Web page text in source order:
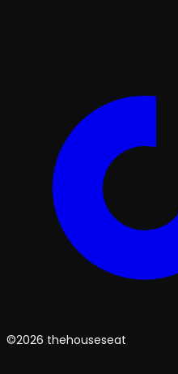
©2026 thehouseseat